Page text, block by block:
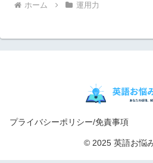
ホーム 運用力
プライバシーポリシー/免責事項
© 2025 英語お悩